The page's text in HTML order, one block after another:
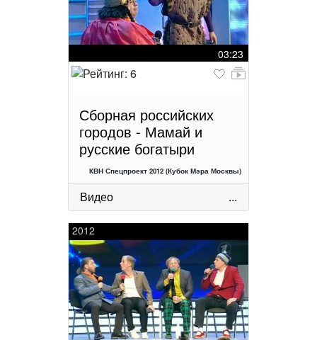
03:23
Сборная российских
городов - Мамай и
русские богатыри
КВН Спецпроект 2012 (Кубок Мэра Москвы)
Видео ...
2012